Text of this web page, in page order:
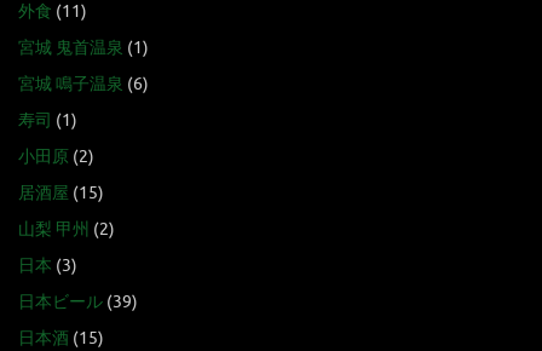
外食 (11)
宮城 鬼首温泉 (1)
宮城 鳴子温泉 (6)
寿司 (1)
小田原 (2)
居酒屋 (15)
山梨 甲州 (2)
日本 (3)
日本ビール (39)
日本酒 (15)